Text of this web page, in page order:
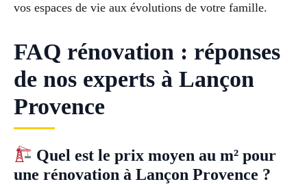
vos espaces de vie aux évolutions de votre famille.
FAQ rénovation : réponses
de nos experts à Lançon
Provence
Quel est le prix moyen au m² pour
une rénovation à Lançon Provence ?